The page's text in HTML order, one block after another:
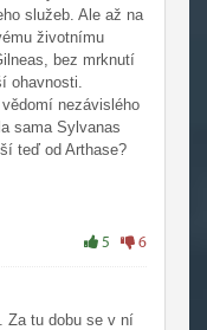
služeb. Ale až na
životnímu
bez mrknutí
ohavnosti.
nezávislého
sama Sylvanas
teď od Arthase?
lidu,
Už si to
5 6
Za tu dobu se v ní